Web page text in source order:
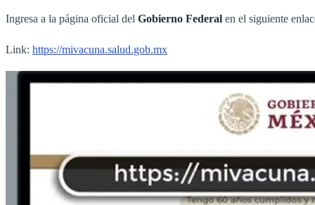
Ingresa a la página oficial del Gobierno Federal en el siguiente
Link: https://mivacuna.salud.gob.mx